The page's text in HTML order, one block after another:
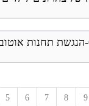
5 6 7 8 9